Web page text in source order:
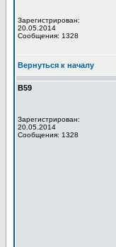
Зарегистрирован:
20.05.2014
Сообщения: 1328
Вернуться к началу
В59
Зарегистрирован:
20.05.2014
Сообщения: 1328